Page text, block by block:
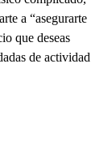
a “asegurarte
que deseas
de actividad